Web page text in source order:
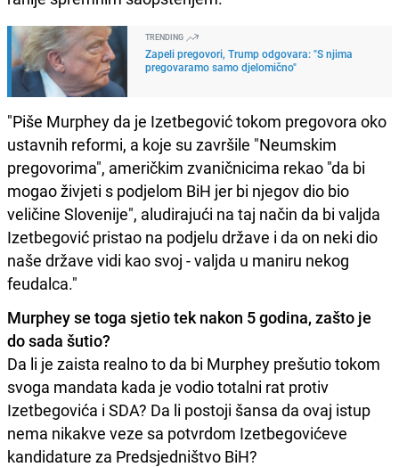
TRENDING
Zapeli pregovori, Trump odgovara: "S njima
pregovaramo samo djelomično"
"Piše Murphey da je Izetbegović tokom pregovora oko
ustavnih reformi, a koje su završile "Neumskim
pregovorima", američkim zvaničnicima rekao "da bi
mogao živjeti s podjelom BiH jer bi njegov dio bio
veličine Slovenije", aludirajući na taj način da bi valjda
Izetbegović pristao na podjelu države i da on neki dio
naše države vidi kao svoj - valjda u maniru nekog
feudalca."
Murphey se toga sjetio tek nakon 5 godina, zašto je
do sada šutio?
Da li je zaista realno to da bi Murphey prešutio tokom
svoga mandata kada je vodio totalni rat protiv
Izetbegovića i SDA? Da li postoji šansa da ovaj istup
nema nikakve veze sa potvrdom Izetbegovićeve
kandidature za Predsjedništvo BiH?